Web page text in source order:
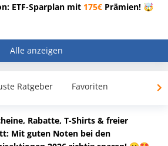
ETF-Sparplan mit 175€ Prämien! 🤯
Alle anzeigen
Ratgeber Favoriten
Rabatte, T-Shirts & freier
Mit guten Noten bei den